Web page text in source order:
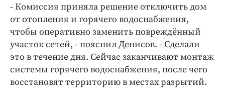
- Комиссия приняла решение отключить дом
от отопления и горячего водоснабжения,
чтобы оперативно заменить повреждённый
участок сетей, - пояснил Денисов. - Сделали
это в течение дня. Сейчас заканчивают монтаж
системы горячего водоснабжения, после чего
восстановят территорию в местах разрытий.